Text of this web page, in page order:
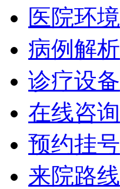
医院环境
病例解析
诊疗设备
在线咨询
预约挂号
来院路线